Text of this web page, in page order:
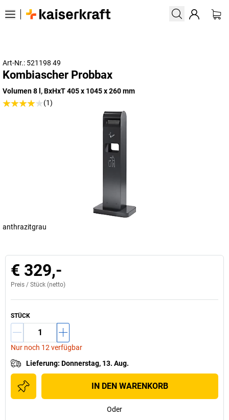
Art-Nr.: 521198 49
Kombiascher Probbax
Volumen 8 l, BxHxT 405 x 1045 x 260 mm
(1)
anthrazitgrau
€ 329,-
Preis / Stück (netto)
STÜCK
Nur noch 12 verfügbar
Lieferung: Donnerstag, 13. Aug.
IN DEN WARENKORB
Oder